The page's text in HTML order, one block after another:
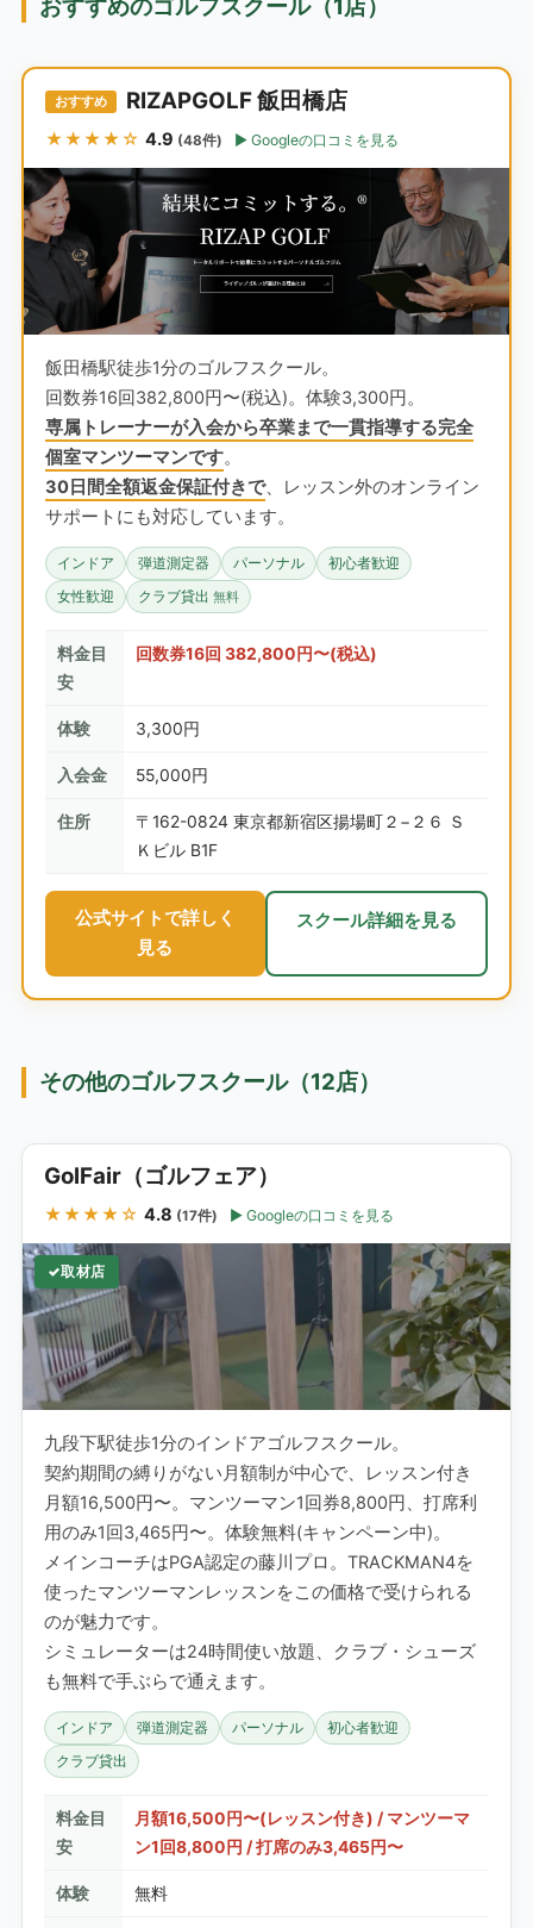
おすすめのゴルフスクール（1店）
おすすめ RIZAPGOLF 飯田橋店
★★★★☆ 4.9 (48件) Googleの口コミを見る
飯田橋駅徒歩1分のゴルフスクール。
回数券16回382,800円〜(税込)。体験3,300円。
専属トレーナーが入会から卒業まで一貫指導する完全
個室マンツーマンです。
30日間全額返金保証付きで、レッスン外のオンライン
サポートにも対応しています。
インドア 弾道測定器 パーソナル
初心者歓迎
女性歓迎
クラブ貸出 無料
料金目
安
回数券16回 382,800円〜(税込)
体験 3,300円
入会金 55,000円
住所
〒162-0824 東京都新宿区揚場町２−２６ Ｓ
Ｋビル B1F
公式サイトで詳しく
見る
スクール詳細を見る
その他のゴルフスクール（12店）
GolFair（ゴルフェア）
★★★★☆ 4.8 (17件) Googleの口コミを見る
取材店
九段下駅徒歩1分のインドアゴルフスクール。
契約期間の縛りがない月額制が中心で、レッスン付き
月額16,500円〜。マンツーマン1回券8,800円、打席利
用のみ1回3,465円〜。体験無料(キャンペーン中)。
メインコーチはPGA認定の藤川プロ。TRACKMAN4を
使ったマンツーマンレッスンをこの価格で受けられる
のが魅力です。
シミュレーターは24時間使い放題、クラブ・シューズ
も無料で手ぶらで通えます。
インドア 弾道測定器 パーソナル
初心者歓迎
クラブ貸出
料金目
安
月額16,500円〜(レッスン付き) / マンツーマ
ン1回8,800円 / 打席のみ3,465円〜
体験 無料